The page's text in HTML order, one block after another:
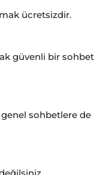
ücretsizdir.
güvenli bir sohbet
sohbetlere de